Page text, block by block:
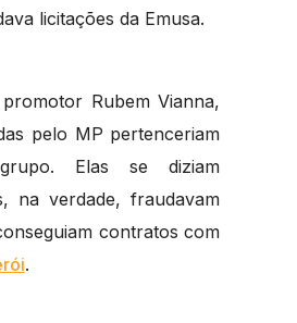
licitações da Emusa.
Rubem Vianna,
pelo MP pertenceriam
Elas se diziam
na verdade, fraudavam
contratos com
.